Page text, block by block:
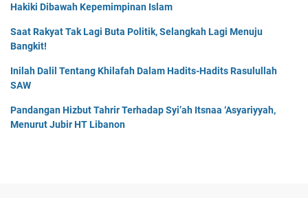
Hakiki Dibawah Kepemimpinan Islam
Saat Rakyat Tak Lagi Buta Politik, Selangkah Lagi Menuju
Bangkit!
Inilah Dalil Tentang Khilafah Dalam Hadits-Hadits Rasulullah
SAW
Pandangan Hizbut Tahrir Terhadap Syi’ah Itsnaa ‘Asyariyyah,
Menurut Jubir HT Libanon